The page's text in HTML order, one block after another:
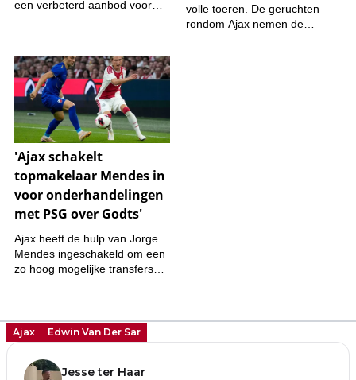
Ajax Edwin Van Der Sar
Jesse ter Haar